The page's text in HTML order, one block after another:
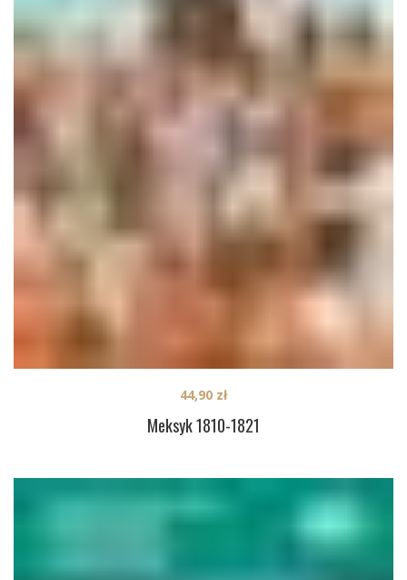
Meksyk 1810-1821
44,90 zł